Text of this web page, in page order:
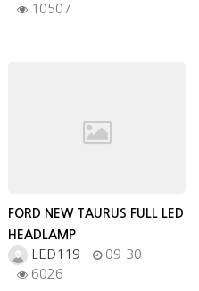
10507
FORD NEW TAURUS FULL LED
HEADLAMP
LED119
09-30
6026